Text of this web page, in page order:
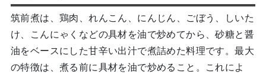
筑前煮は、鶏肉、れんこん、にんじん、ごぼう、しいた
け、こんにゃくなどの具材を油で炒めてから、砂糖と醤
油をベースにした甘辛い出汁で煮詰めた料理です。最大
の特徴は、煮る前に具材を油で炒めること。これによ